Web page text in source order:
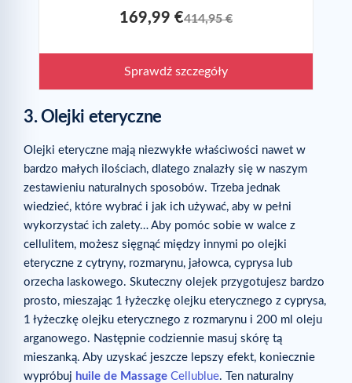
169,99 €414,95 €
Sprawdź szczegóły
3. Olejki eteryczne
Olejki eteryczne mają niezwykłe właściwości nawet w
bardzo małych ilościach, dlatego znalazły się w naszym
zestawieniu naturalnych sposobów. Trzeba jednak
wiedzieć, które wybrać i jak ich używać, aby w pełni
wykorzystać ich zalety… Aby pomóc sobie w walce z
cellulitem, możesz sięgnąć między innymi po olejki
eteryczne z cytryny, rozmarynu, jałowca, cyprysa lub
orzecha laskowego. Skuteczny olejek przygotujesz bardzo
prosto, mieszając 1 łyżeczkę olejku eterycznego z cyprysa,
1 łyżeczkę olejku eterycznego z rozmarynu i 200 ml oleju
arganowego. Następnie codziennie masuj skórę tą
mieszanką. Aby uzyskać jeszcze lepszy efekt, koniecznie
wypróbuj huile de Massage Cellublue. Ten naturalny